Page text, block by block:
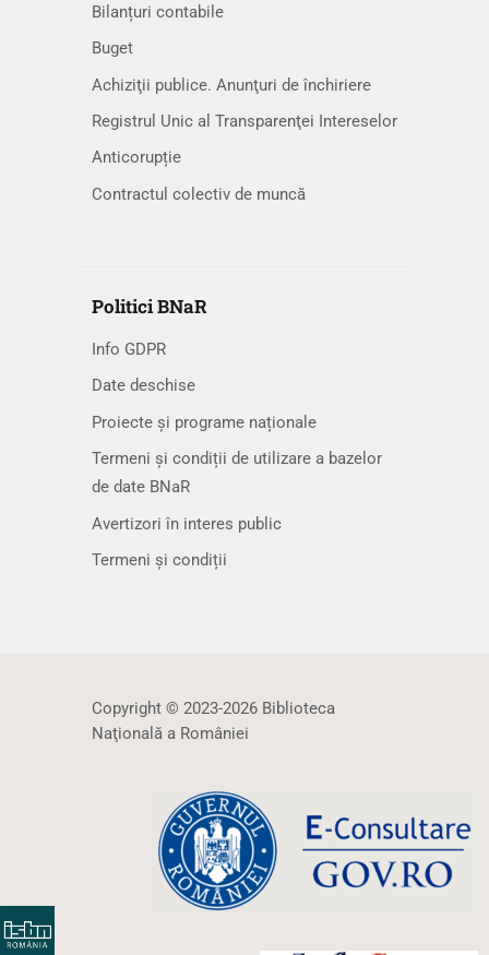
Bilanțuri contabile
Buget
Achiziţii publice. Anunţuri de închiriere
Registrul Unic al Transparenţei Intereselor
Anticorupție
Contractul colectiv de muncă
Politici BNaR
Info GDPR
Date deschise
Proiecte și programe naționale
Termeni și condiții de utilizare a bazelor
de date BNaR
Avertizori în interes public
Termeni și condiții
Copyright © 2023-2026 Biblioteca
Naţională a României